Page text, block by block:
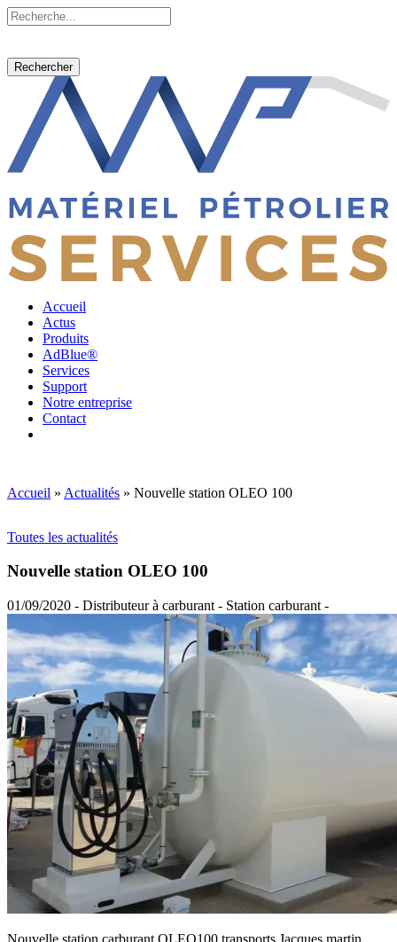
Rechercher
Accueil
Actus
Produits
AdBlue®
Services
Support
Notre entreprise
Contact
Accueil » Actualités » Nouvelle station OLEO 100
Toutes les actualités
Nouvelle station OLEO 100
01/09/2020 - Distributeur à carburant - Station carburant -
Nouvelle station carburant OLEO100 transports Jacques martin